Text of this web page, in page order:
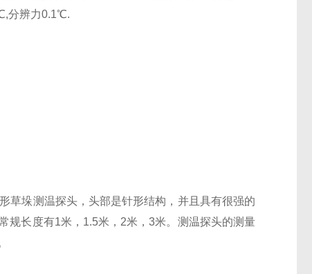
分辨力0.1℃.
草垛测温探头，头部是针形结构，并且具有很强的
规长度有1米，1.5米，2米，3米。测温探头的测量